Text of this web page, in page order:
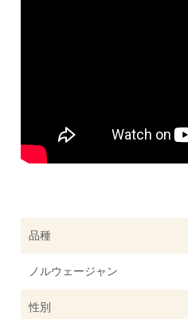
品種
ノルウェージャン
性別